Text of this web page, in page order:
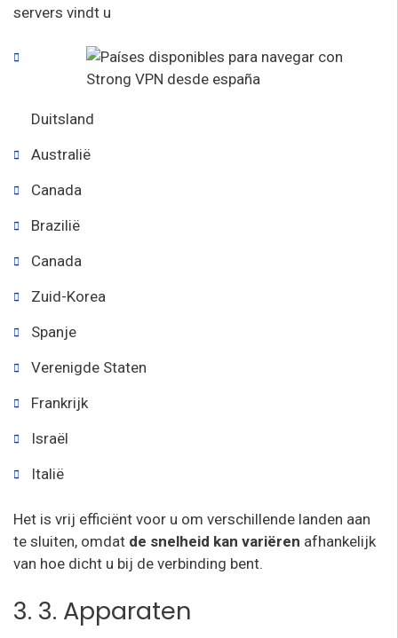
servers vindt u
Duitsland
Australië
Canada
Brazilië
Canada
Zuid-Korea
Spanje
Verenigde Staten
Frankrijk
Israël
Italië
Het is vrij efficiënt voor u om verschillende landen aan
te sluiten, omdat de snelheid kan variëren afhankelijk
van hoe dicht u bij de verbinding bent.
3. 3. Apparaten